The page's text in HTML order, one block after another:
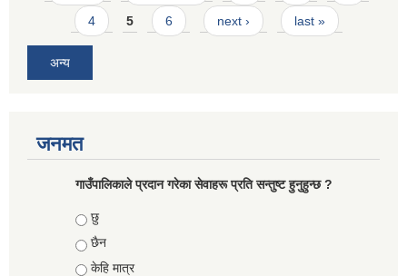
4 5 6 next › last »
अन्य
जनमत
गाउँपालिकाले प्रदान गरेका सेवाहरू प्रति सन्तुष्ट हुनुहुन्छ ?
Choices
छु
छैन
केहि मात्र